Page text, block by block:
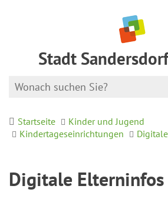
Stadt
Startseite
Kinder und Jugend
Kindertageseinrichtungen
Digitale Elterninfos